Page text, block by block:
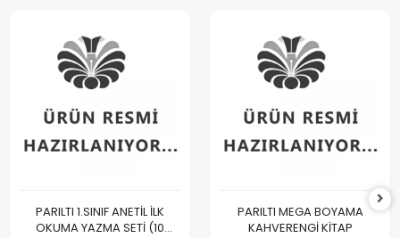
PARILTI 1.SINIF ANETİL İLK
OKUMA YAZMA SETİ (10
PARILTI MEGA BOYAMA
KAHVERENGİ KİTAP